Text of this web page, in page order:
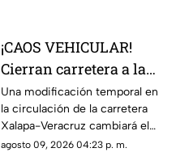
¡CAOS VEHICULAR!
Cierran carretera a la
SALIDA de Veracruz;
¿cuál es el motivo?
Una modificación temporal en
la circulación de la carretera
Xalapa-Veracruz cambiará el
recorrido de quienes transitan
agosto 09, 2026 04:23 p. m.